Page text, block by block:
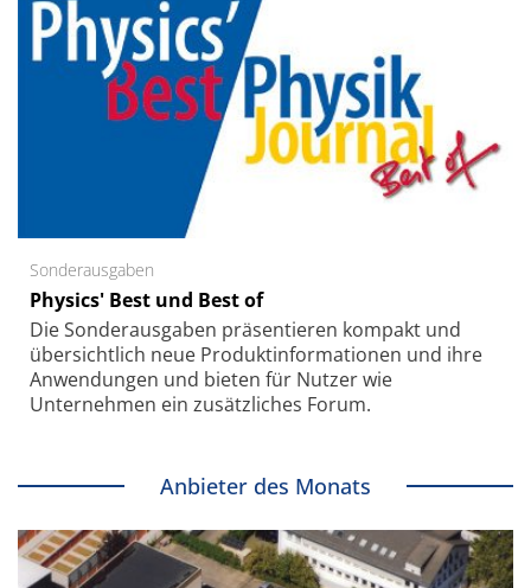
Sonderausgaben
Physics' Best und Best of
Die Sonder­ausgaben präsentieren kompakt und
übersichtlich neue Produkt­informationen und ihre
Anwendungen und bieten für Nutzer wie
Unternehmen ein zusätzliches Forum.
Anbieter des Monats